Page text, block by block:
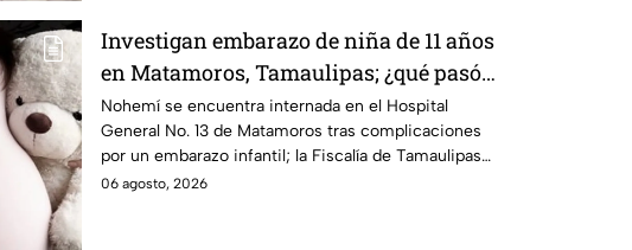
Investigan embarazo de niña de 11 años
en Matamoros, Tamaulipas; ¿qué pasó
con Nohemí?
Nohemí se encuentra internada en el Hospital
General No. 13 de Matamoros tras complicaciones
por un embarazo infantil; la Fiscalía de Tamaulipas
ya investiga.
06 agosto, 2026